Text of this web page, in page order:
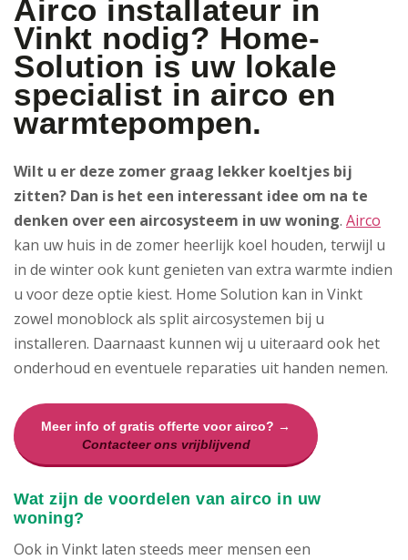
Airco installateur in
Vinkt nodig? Home-
Solution is uw lokale
specialist in airco en
warmtepompen.
Wilt u er deze zomer graag lekker koeltjes bij
zitten? Dan is het een interessant idee om na te
denken over een aircosysteem in uw woning. Airco
kan uw huis in de zomer heerlijk koel houden, terwijl u
in de winter ook kunt genieten van extra warmte indien
u voor deze optie kiest. Home Solution kan in Vinkt
zowel monoblock als split aircosystemen bij u
installeren. Daarnaast kunnen wij u uiteraard ook het
onderhoud en eventuele reparaties uit handen nemen.
Meer info of gratis offerte voor airco? →
Contacteer ons vrijblijvend
Wat zijn de voordelen van airco in uw
woning?
Ook in Vinkt laten steeds meer mensen een